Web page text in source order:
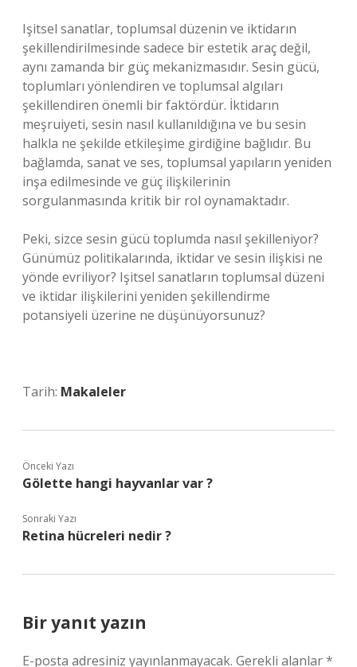
Işitsel sanatlar, toplumsal düzenin ve iktidarın
şekillendirilmesinde sadece bir estetik araç değil,
aynı zamanda bir güç mekanizmasıdır. Sesin gücü,
toplumları yönlendiren ve toplumsal algıları
şekillendiren önemli bir faktördür. İktidarın
meşruiyeti, sesin nasıl kullanıldığına ve bu sesin
halkla ne şekilde etkileşime girdiğine bağlıdır. Bu
bağlamda, sanat ve ses, toplumsal yapıların yeniden
inşa edilmesinde ve güç ilişkilerinin
sorgulanmasında kritik bir rol oynamaktadır.
Peki, sizce sesin gücü toplumda nasıl şekilleniyor?
Günümüz politikalarında, iktidar ve sesin ilişkisi ne
yönde evriliyor? Işitsel sanatların toplumsal düzeni
ve iktidar ilişkilerini yeniden şekillendirme
potansiyeli üzerine ne düşünüyorsunuz?
Tarih: Makaleler
Önceki Yazı
Gölette hangi hayvanlar var ?
Sonraki Yazı
Retina hücreleri nedir ?
Bir yanıt yazın
E-posta adresiniz yayınlanmayacak. Gerekli alanlar*